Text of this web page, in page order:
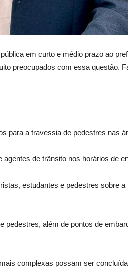
em curto e médio prazo ao
preocupados com essa questão.
para a travessia de pedestres nas
de trânsito nos horários de
estudantes e pedestres sobre a
pedestres, além de pontos de
complexas possam ser